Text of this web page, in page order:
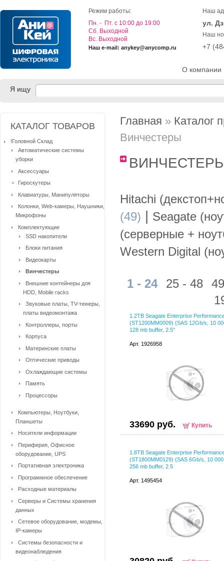
О компании
Режим работы:
Пн. - Пт. с 10:00 до 19:00
Cб. Выходной
Вс. Выходной
Наш e-mail: anykey@anycomp.ru
Наш
ул.
Наш
+7
Я ищу
Главная » Каталог
Винчестеры
Hitachi
(49)
Seagate
(серверные +
Western Digital
1 - 24 25 - 48
1.2TB Seagate Enterprise
(ST1200MM0009) {SAS 12Gb/s, 10
128 mb buffer, 2.5"
Арт. 1926958
33690 руб. Купить
1.8TB Seagate Enterprise
(ST1800MM0129) {SAS 6Gb/s, 10
256 mb buffer, 2.5
Арт. 1495454
КАТАЛОГ ТОВАРОВ
!Головной Склад
Автоматические системы
уборки
Аксессуары
Гироскутеры
Клавиатуры, Манипуляторы
Колонки, Web-камеры, Наушники,
Микрофоны
Комплектующие
SSD накопители
Блоки питания
Видеокарты
Винчестеры
Внешние контейнеры для
HDD, Mobile racks
Звуковые платы, TV-тюнеры,
платы видеомонтажа
Контроллеры, порты
Корпуса
Материнские платы
Оптические приводы
Охлаждающие системы
Память
Процессоры
Компьютеры, Ноутбуки,
Планшеты
Носители информации
Периферия, Офисное
оборудование, UPS
Портативная электроника
Программное обеспечение
Расходные материалы
Серверы и Системы хранения
данных
Сетевое оборудование, модемы,
IP-камеры
Системы безопасности и
видеонаблюдения